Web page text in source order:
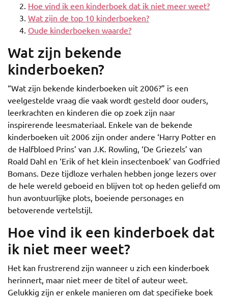
Hoe vind ik een kinderboek dat ik niet meer weet?
Wat zijn de top 10 kinderboeken?
Oude kinderboeken waarde?
Wat zijn bekende
kinderboeken?
“Wat zijn bekende kinderboeken uit 2006?” is een
veelgestelde vraag die vaak wordt gesteld door ouders,
leerkrachten en kinderen die op zoek zijn naar
inspirerende leesmateriaal. Enkele van de bekende
kinderboeken uit 2006 zijn onder andere ‘Harry Potter en
de Halfbloed Prins’ van J.K. Rowling, ‘De Griezels’ van
Roald Dahl en ‘Erik of het klein insectenboek’ van Godfried
Bomans. Deze tijdloze verhalen hebben jonge lezers over
de hele wereld geboeid en blijven tot op heden geliefd om
hun avontuurlijke plots, boeiende personages en
betoverende vertelstijl.
Hoe vind ik een kinderboek dat
ik niet meer weet?
Het kan frustrerend zijn wanneer u zich een kinderboek
herinnert, maar niet meer de titel of auteur weet.
Gelukkig zijn er enkele manieren om dat specifieke boek